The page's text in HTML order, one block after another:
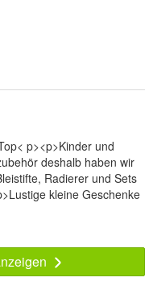
p><p>Kinder und
deshalb haben wir
Radierer und Sets
kleine Geschenke